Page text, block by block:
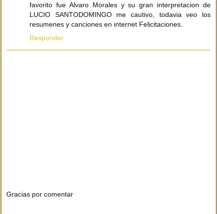
favorito fue Alvaro Morales y su gran interpretacion de
LUCIO SANTODOMINGO me cautivo, todavia veo los
resumenes y canciones en internet Felicitaciones.
Responder
Gracias por comentar